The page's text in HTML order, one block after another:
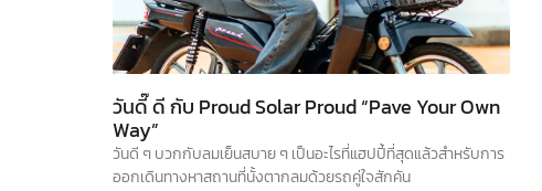
วันดี๊ ดี กับ Proud Solar Proud “Pave Your Own
Way”
วันดี ๆ บวกกับลมเย็นสบาย ๆ เป็นอะไรที่แฮปปี้ที่สุดแล้วสำหรับการ
ออกเดินทางหาสถานที่นั้งตากลมด้วยรถคู่ใจสักคัน